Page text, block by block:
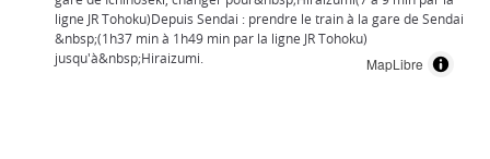
MapLibre
ligne JR Tohoku)Depuis Sendai : prendre le train à la gare de Sendai
&nbsp;(1h37 min à 1h49 min par la ligne JR Tohoku)
jusqu'à&nbsp;Hiraizumi.